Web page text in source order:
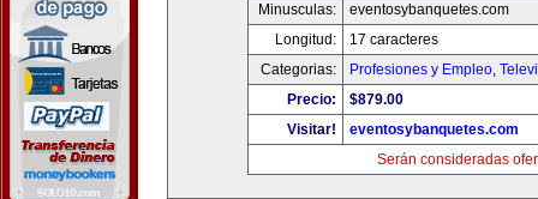
Minusculas:
eventosybanquetes.com
Longitud:
17 caracteres
Categorias:
Profesiones y Empleo,
Precio:
$879.00
Visitar!
eventosybanquetes.com
Serán consideradas